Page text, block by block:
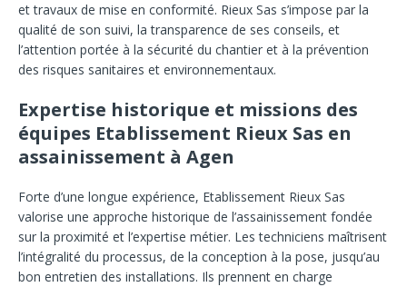
et travaux de mise en conformité. Rieux Sas s’impose par la
qualité de son suivi, la transparence de ses conseils, et
l’attention portée à la sécurité du chantier et à la prévention
des risques sanitaires et environnementaux.
Expertise historique et missions des
équipes Etablissement Rieux Sas en
assainissement à Agen
Forte d’une longue expérience, Etablissement Rieux Sas
valorise une approche historique de l’assainissement fondée
sur la proximité et l’expertise métier. Les techniciens maîtrisent
l’intégralité du processus, de la conception à la pose, jusqu’au
bon entretien des installations. Ils prennent en charge